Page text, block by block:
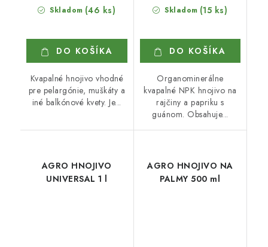
Skladom (46 ks)
DO KOŠÍKA
Kvapalné hnojivo vhodné
pre pelargónie, muškáty a
iné balkónové kvety. Je...
Skladom (15 ks)
DO KOŠÍKA
Organominerálne
kvapalné NPK hnojivo na
rajčiny a papriku s
guánom. Obsahuje...
AGRO HNOJIVO
UNIVERSAL 1 l
AGRO HNOJIVO NA
PALMY 500 ml